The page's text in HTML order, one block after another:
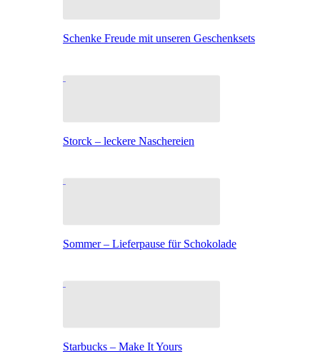
Schenke Freude mit unseren Geschenksets
Storck – leckere Naschereien
Sommer – Lieferpause für Schokolade
Starbucks – Make It Yours